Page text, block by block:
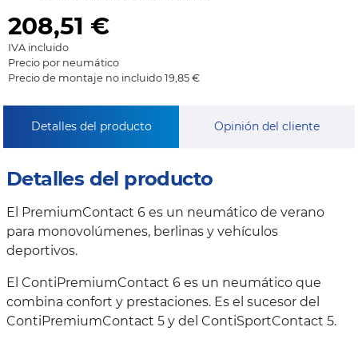
208,51 €
IVA incluido
Precio por neumático
Precio de montaje no incluido 19,85 €
Detalles del producto Opinión del cliente
Detalles del producto
El PremiumContact 6 es un neumático de verano
para monovolúmenes, berlinas y vehículos
deportivos.
El ContiPremiumContact 6 es un neumático que
combina confort y prestaciones. Es el sucesor del
ContiPremiumContact 5 y del ContiSportContact 5.